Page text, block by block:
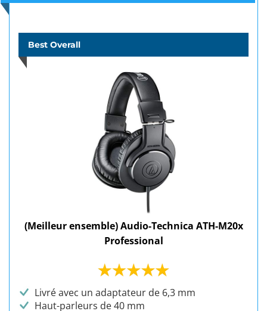
Best Overall
(Meilleur ensemble) Audio-Technica ATH-M20x
Professional
Livré avec un adaptateur de 6,3 mm
Haut-parleurs de 40 mm